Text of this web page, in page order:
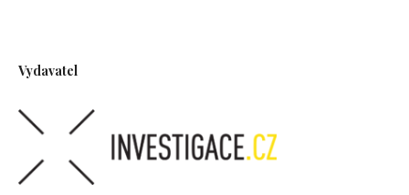
Vydavatel